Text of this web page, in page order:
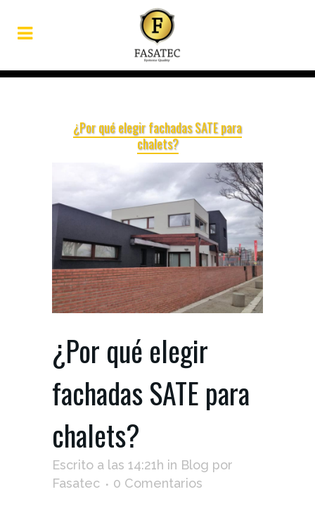
¿Por qué elegir fachadas SATE para
chalets?
¿Por qué elegir
fachadas SATE para
chalets?
Escrito a las 14:21h in Blog por
Fasatec
0 Comentarios